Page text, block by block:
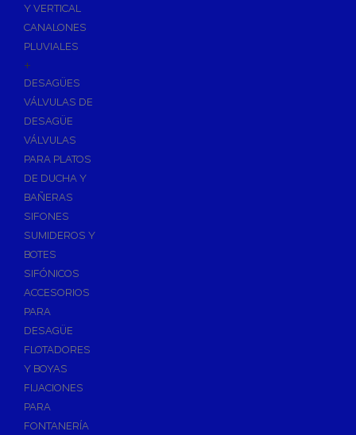
Y VERTICAL
CANALONES
PLUVIALES
+
DESAGÜES
VÁLVULAS DE
DESAGÜE
VÁLVULAS
PARA PLATOS
DE DUCHA Y
BAÑERAS
SIFONES
SUMIDEROS Y
BOTES
SIFÓNICOS
ACCESORIOS
PARA
DESAGÜE
FLOTADORES
Y BOYAS
FIJACIONES
PARA
FONTANERÍA